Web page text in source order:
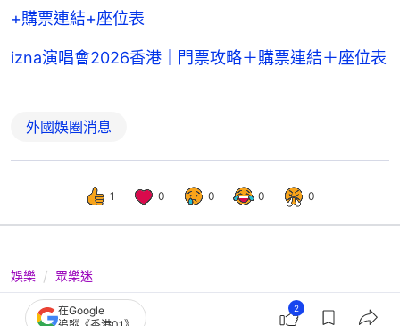
+購票連結+座位表
izna演唱會2026香港｜門票攻略＋購票連結＋座位表
外國娛圈消息
1 0 0 0 0
娛樂 眾樂迷
STAYC粉絲見面演唱會2026香港｜門
在Google
2